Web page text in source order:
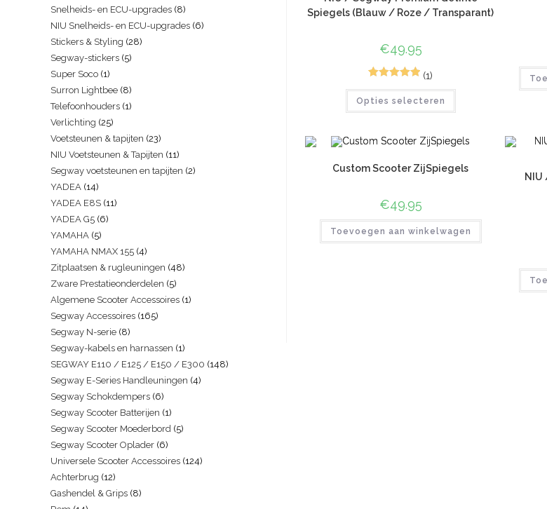
Spiegels (Blauw / Roze / Transparant)
€49.95
5.00op 5
waarderinge
(1)
Opties selecteren
Custom Scooter ZijSpiegels
€49.95
Toevoegen aan winkelwagen
NIU
Snelheids- en ECU-upgrades 8
NIU Snelheids- en ECU-upgrades 6
Stickers & Styling 28
Segway-stickers 5
Super Soco 1
Surron Lightbee 8
Telefoonhouders 1
Verlichting 25
Voetsteunen & tapijten 23
NIU Voetsteunen & Tapijten 11
Segway voetsteunen en tapijten 2
YADEA 14
YADEA E8S 11
YADEA G5 6
YAMAHA 5
YAMAHA NMAX 155 4
Zitplaatsen & rugleuningen 48
Zware Prestatieonderdelen 5
Algemene Scooter Accessoires 1
Segway Accessoires 165
Segway N-serie 8
Segway-kabels en harnassen 1
SEGWAY E110 / E125 / E150 / E300 148
Segway E-Series Handleuningen 4
Segway Schokdempers 6
Segway Scooter Batterijen 1
Segway Scooter Moederbord 5
Segway Scooter Oplader 6
Universele Scooter Accessoires 124
Achterbrug 12
Gashendel & Grips 8